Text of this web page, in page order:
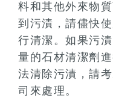
料和其他外來物
到污漬，請儘快
行清潔。如果污
量的石材清潔劑
法清除污漬，請
司來處理。